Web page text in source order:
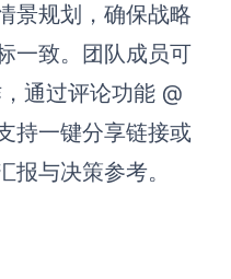
景规划，确保战略
一致。团队成员可
通过评论功能 @
持一键分享链接或
报与决策参考。